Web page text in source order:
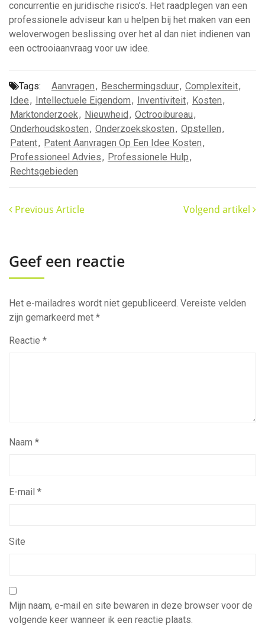
concurrentie en juridische risico’s. Het raadplegen van een
professionele adviseur kan u helpen bij het maken van een
weloverwogen beslissing over het al dan niet indienen van
een octrooiaanvraag voor uw idee.
Tags: Aanvragen, Beschermingsduur, Complexiteit,
Idee, Intellectuele Eigendom, Inventiviteit, Kosten,
Marktonderzoek, Nieuwheid, Octrooibureau,
Onderhoudskosten, Onderzoekskosten, Opstellen,
Patent, Patent Aanvragen Op Een Idee Kosten,
Professioneel Advies, Professionele Hulp,
Rechtsgebieden
Previous Article Volgend artikel
Geef een reactie
Het e-mailadres wordt niet gepubliceerd. Vereiste velden
zijn gemarkeerd met *
Reactie *
Naam *
E-mail *
Site
Mijn naam, e-mail en site bewaren in deze browser voor de
volgende keer wanneer ik een reactie plaats.